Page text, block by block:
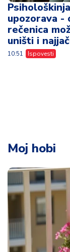
Psihološkinja
upozorava -
rečenica
uništi i
10:51 Ispovesti
Moj hobi